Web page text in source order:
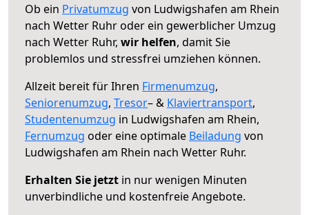
Ob ein Privatumzug von Ludwigshafen am Rhein
nach Wetter Ruhr oder ein gewerblicher Umzug
nach Wetter Ruhr, wir helfen, damit Sie
problemlos und stressfrei umziehen können.
Allzeit bereit für Ihren Firmenumzug,
Seniorenumzug, Tresor– & Klaviertransport,
Studentenumzug in Ludwigshafen am Rhein,
Fernumzug oder eine optimale Beiladung von
Ludwigshafen am Rhein nach Wetter Ruhr.
Erhalten Sie jetzt in nur wenigen Minuten
unverbindliche und kostenfreie Angebote.